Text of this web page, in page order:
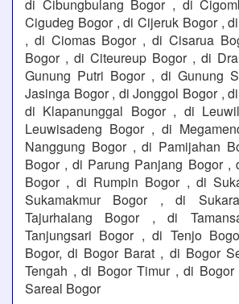
di Cibungbulang Bogor , di
Cigudeg Bogor , di Cijeruk Bogor ,
, di Ciomas Bogor , di Cisarua
Bogor , di Citeureup Bogor , di
Gunung Putri Bogor , di Gunung
Jasinga Bogor , di Jonggol Bogor ,
di Klapanunggal Bogor , di
Leuwisadeng Bogor , di
Nanggung Bogor , di Pamijahan
Bogor , di Parung Panjang Bogor ,
Bogor , di Rumpin Bogor , di
Sukamakmur Bogor , di
Tajurhalang Bogor , di
Tanjungsari Bogor , di Tenjo
Bogor, di Bogor Barat , di Bogor
Tengah , di Bogor Timur , di Bogor
Sareal Bogor